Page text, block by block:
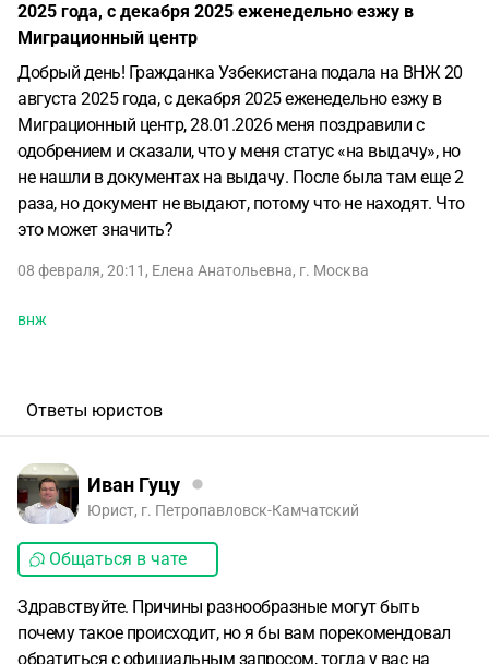
2025 года, с декабря 2025 еженедельно езжу в
Миграционный центр
Добрый день! Гражданка Узбекистана подала на ВНЖ 20
августа 2025 года, с декабря 2025 еженедельно езжу в
Миграционный центр, 28.01.2026 меня поздравили с
одобрением и сказали, что у меня статус «на выдачу», но
не нашли в документах на выдачу. После была там еще 2
раза, но документ не выдают, потому что не находят. Что
это может значить?
08 февраля, 20:11 , Елена Анатольевна, г. Москва
внж
Ответы юристов
Иван Гуцу
Юрист, г. Петропавловск-Камчатский
Общаться в чате
Здравствуйте. Причины разнообразные могут быть
почему такое происходит, но я бы вам порекомендовал
обратиться с официальным запросом, тогда у вас на